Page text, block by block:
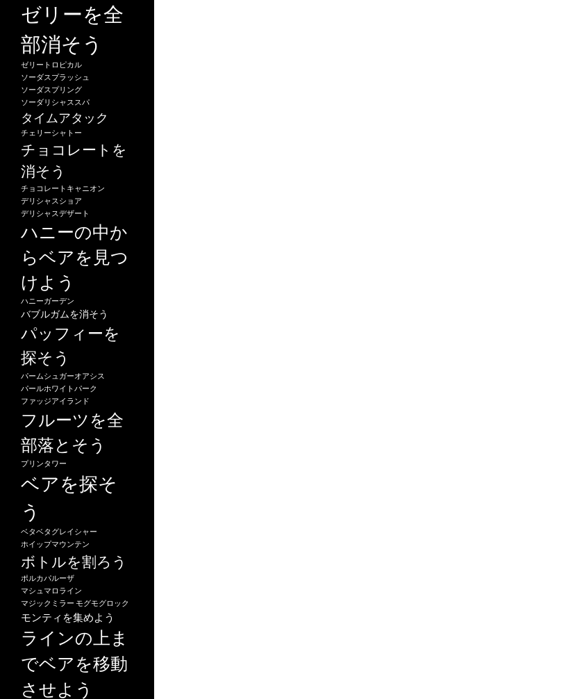
ゼリーを全
部消そう
ゼリートロピカル
ソーダスプラッシュ
ソーダスプリング
ソーダリシャススパ
タイムアタック
チェリーシャトー
チョコレートを
消そう
チョコレートキャニオン
デリシャスショア
デリシャスデザート
ハニーの中か
らベアを見つ
けよう
ハニーガーデン
バブルガムを消そう
パッフィーを
探そう
パームシュガーオアシス
パールホワイトパーク
ファッジアイランド
フルーツを全
部落とそう
プリンタワー
ベアを探そ
う
ベタベタグレイシャー
ホイップマウンテン
ボトルを割ろう
ポルカパルーザ
マシュマロライン
マジックミラー モグモグロック
モンティを集めよう
ラインの上ま
でベアを移動
させよう